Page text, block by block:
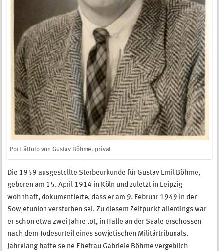
Porträtfoto von Gustav Böhme, privat
Die 1959 ausgestellte Sterbeurkunde für Gustav Emil Böhme,
geboren am 15. April 1914 in Köln und zuletzt in Leipzig
wohnhaft, dokumentierte, dass er am 9. Februar 1949 in der
Sowjetunion verstorben sei. Zu diesem Zeitpunkt allerdings war
er schon etwa zwei Jahre tot, in Halle an der Saale erschossen
nach dem Todesurteil eines sowjetischen Militärtribunals.
Jahrelang hatte seine Ehefrau Gabriele Böhme vergeblich